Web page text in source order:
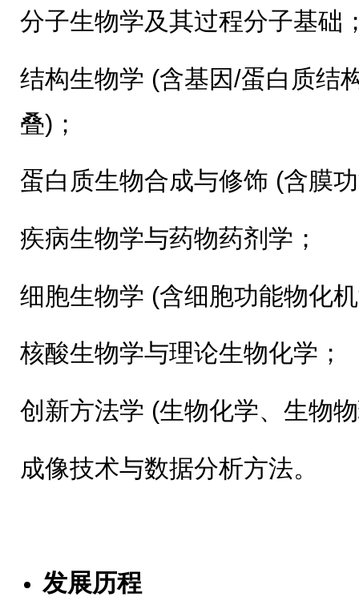
分子生物学及其过程分子基础
结构生物学 (含基因/蛋白质结
叠)；
蛋白质生物合成与修饰 (含膜
疾病生物学与药物药剂学；
细胞生物学 (含细胞功能物化
核酸生物学与理论生物化学；
创新方法学 (生物化学、生物
成像技术与数据分析方法。
发展历程